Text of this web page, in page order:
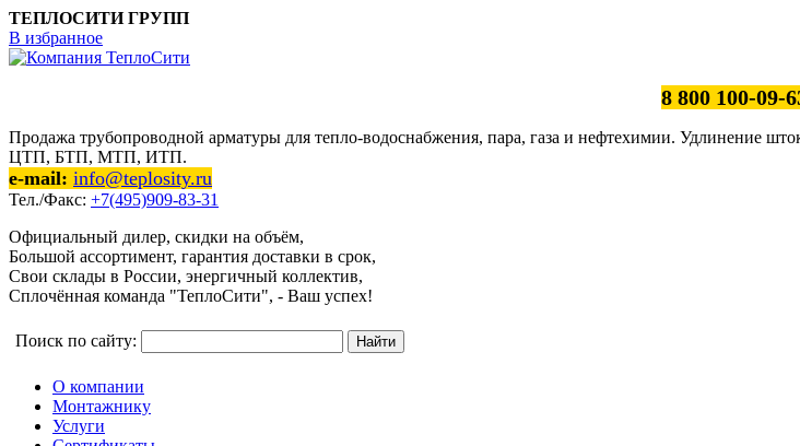
ТЕПЛОСИТИ ГРУПП
В избранное
8 800 100-09-
Продажа трубопроводной арматуры для тепло-водоснабжения, пара, газа и нефтехимии. Удлинение
ЦТП, БТП, МТП, ИТП.
e-mail: info@teplosity.ru
Тел./Факс: +7(495)909-83-31
Официальный дилер, скидки на объём,
Большой ассортимент, гарантия доставки в срок,
Свои склады в России, энергичный коллектив,
Сплочённая команда "ТеплоСити", - Ваш успех!
Поиск по сайту:
О компании
Монтажнику
Услуги